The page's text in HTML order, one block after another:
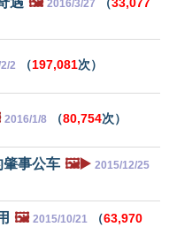
2016/3/27
2 （197,081次）
2016/1/8 （80,754次）
肇事公车 🖼️▶️ 2015/12/25
🖼️ 2015/10/21 （63,970